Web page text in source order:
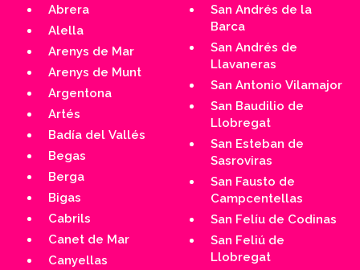
Abrera
Alella
Arenys de Mar
Arenys de Munt
Argentona
Artés
Badía del Vallés
Begas
Berga
Bigas
Cabrils
Canet de Mar
Canyellas
San Andrés de la
Barca
San Andrés de
Llavaneras
San Antonio Vilamajor
San Baudilio de
Llobregat
San Esteban de
Sasroviras
San Fausto de
Campcentellas
San Felíu de Codinas
San Feliú de
Llobregat